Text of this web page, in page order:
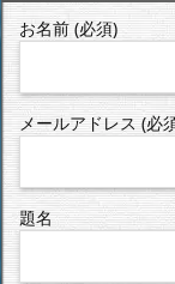
お名前 (必須)
メールアドレス (必
題名